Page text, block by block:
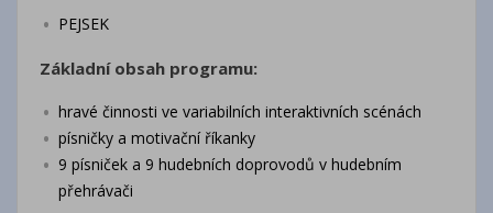
PEJSEK
Základní obsah programu:
hravé činnosti ve variabilních interaktivních scénách
písničky a motivační říkanky
9 písniček a 9 hudebních doprovodů v hudebním
přehrávači